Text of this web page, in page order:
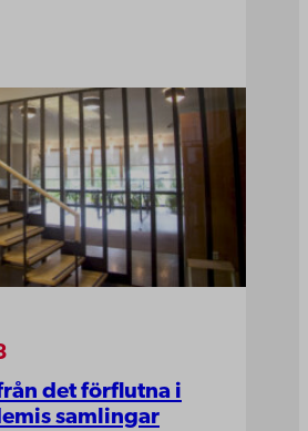
det förflutna i
samlingar